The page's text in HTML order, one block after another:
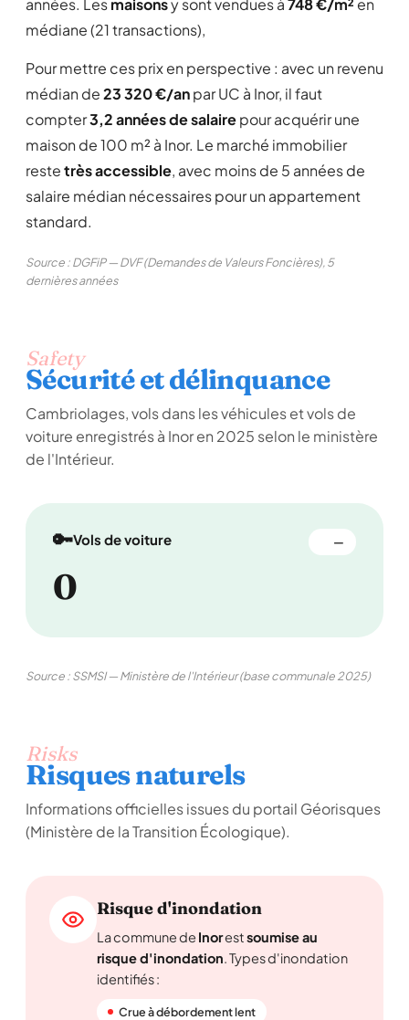
années. Lesmaisonsy sont vendues à748 €/m² en
médiane (21 transactions),
Pour mettre ces prix en perspective : avec un revenu
médian de23 320 €/anpar UC à Inor, il faut
compter3,2 années de salairepour acquérir une
maison de 100 m² à Inor. Le marché immobilier
restetrès accessible, avec moins de 5 années de
salaire médian nécessaires pour un appartement
standard.
Source : DGFiP — DVF (Demandes de Valeurs Foncières), 5
dernières années
Safety
Sécurité et délinquance
Cambriolages, vols dans les véhicules et vols de
voiture enregistrés à Inor en 2025 selon le ministère
de l'Intérieur.
🔑Vols de voiture —
0
Source : SSMSI — Ministère de l'Intérieur (base communale 2025)
Risks
Risques naturels
Informations officielles issues du portail Géorisques
(Ministère de la Transition Écologique).
Risque d'inondation
La commune de Inorestsoumise au
risque d'inondation. Types d'inondation
identifiés :
Crue à débordement lent